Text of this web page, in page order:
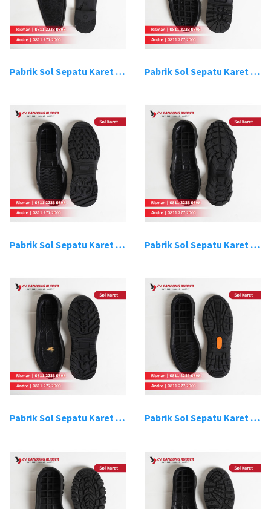
Pabrik Sol Sepatu Karet Bandung 5 Pabrik Sol Sepatu Karet Bandung 6
Pabrik Sol Sepatu Karet Bandung 7 Pabrik Sol Sepatu Karet Bandung 8
Pabrik Sol Sepatu Karet Bandung 9 Pabrik Sol Sepatu Karet Bandung 10